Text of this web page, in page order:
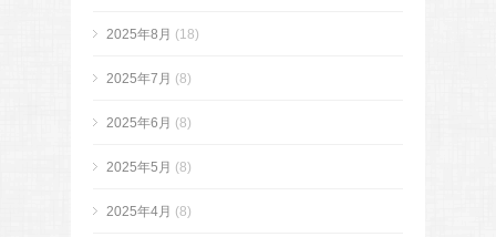
2025年8月 (18)
2025年7月 (8)
2025年6月 (8)
2025年5月 (8)
2025年4月 (8)